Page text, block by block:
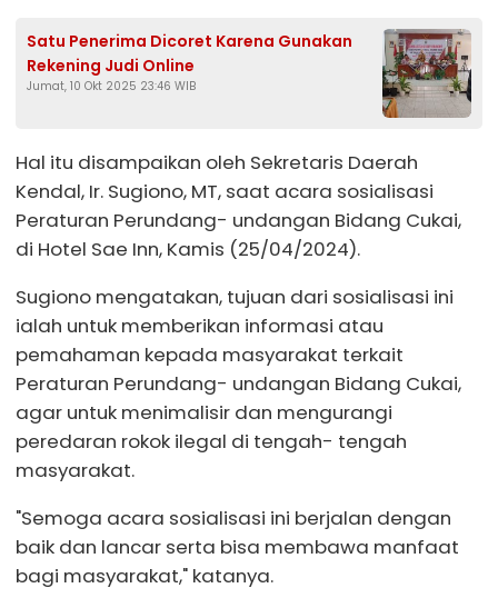
Satu Penerima Dicoret Karena Gunakan
Rekening Judi Online
Jumat, 10 Okt 2025 23:46 WIB
Hal itu disampaikan oleh Sekretaris Daerah
Kendal, Ir. Sugiono, MT, saat acara sosialisasi
Peraturan Perundang- undangan Bidang Cukai,
di Hotel Sae Inn, Kamis (25/04/2024).
Sugiono mengatakan, tujuan dari sosialisasi ini
ialah untuk memberikan informasi atau
pemahaman kepada masyarakat terkait
Peraturan Perundang- undangan Bidang Cukai,
agar untuk menimalisir dan mengurangi
peredaran rokok ilegal di tengah- tengah
masyarakat.
"Semoga acara sosialisasi ini berjalan dengan
baik dan lancar serta bisa membawa manfaat
bagi masyarakat," katanya.